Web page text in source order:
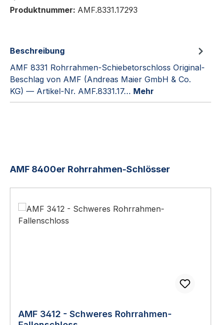
Produktnummer: AMF.8331.17293
Beschreibung
AMF 8331 Rohrrahmen-Schiebetorschloss Original-
Beschlag von AMF (Andreas Maier GmbH & Co.
KG) — Artikel-Nr. AMF.8331.17… Mehr
Produktgalerie überspringen
AMF 8400er Rohrrahmen-Schlösser
AMF 3412 - Schweres Rohrrahmen-